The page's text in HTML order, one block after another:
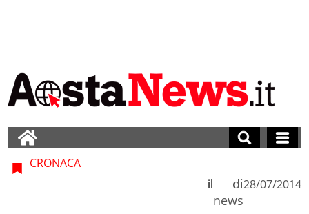
CRONACA
di
news
il 28/07/2014